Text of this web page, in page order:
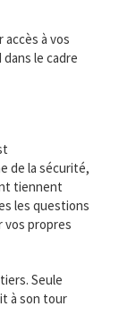
à vos
le cadre
de la sécurité,
tiennent
les questions
vos propres
Seule
à son tour